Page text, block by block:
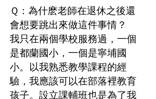
Ｑ：為什麽老師在退休之後還
會想要跳出來做這件事情？
我只在兩個學校服務過，一個
是都蘭國小，一個是寧埔國
小。以我熟悉教學課程的經
驗，我應該可以在部落裡教育
孩子。設立課輔班也是為了我